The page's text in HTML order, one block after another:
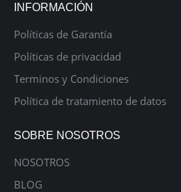
INFORMACIÓN
Políticas de Garantía
Políticas de privacidad
Terminos y Condiciones
Política de tratamiento de datos
SOBRE NOSOTROS
NOSOTROS
BLOG